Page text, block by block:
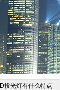
投光灯有什么特点